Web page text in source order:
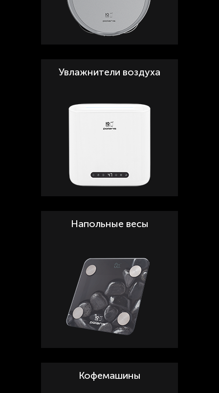
Увлажнители воздуха
Напольные весы
Кофемашины